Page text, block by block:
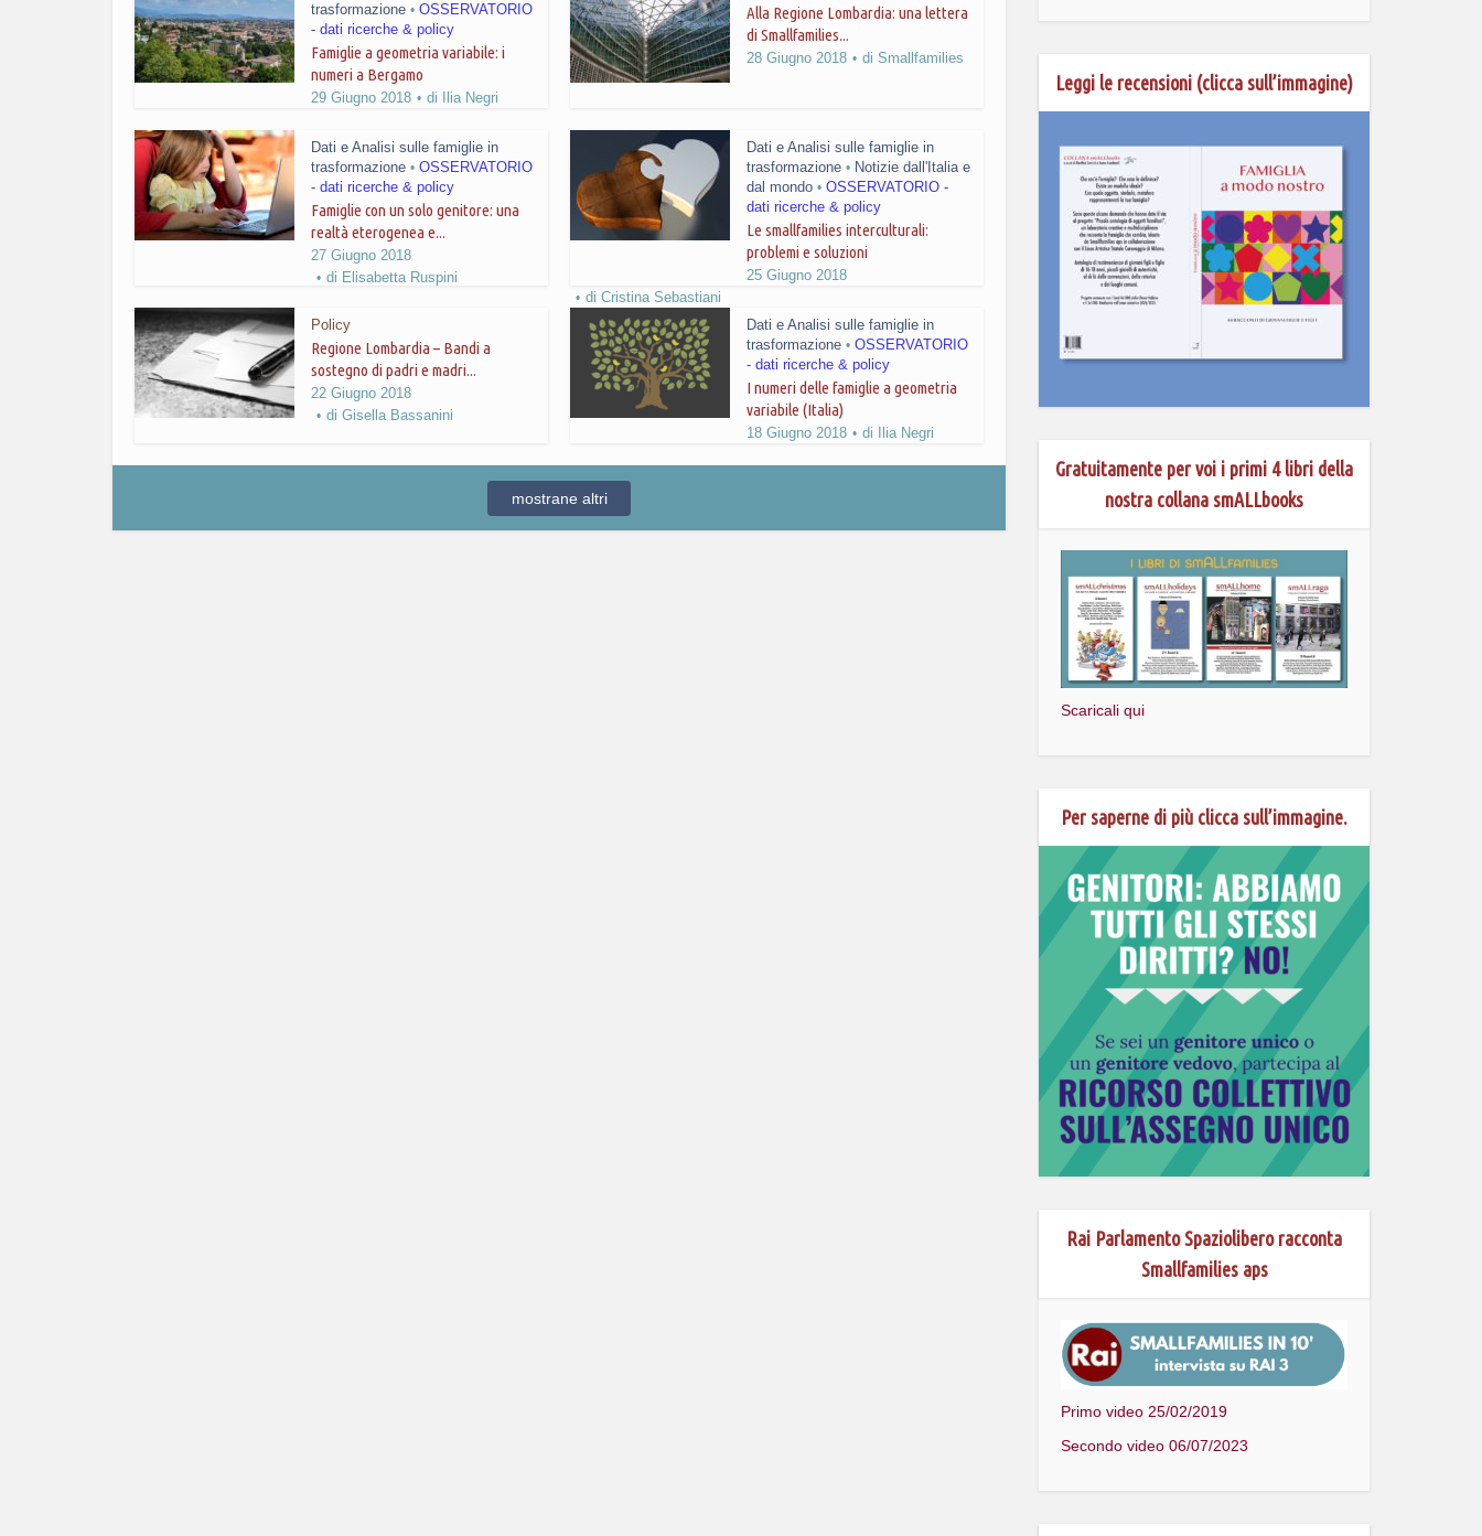
trasformazione • OSSERVATORIO
- dati ricerche & policy
Famiglie a geometria variabile: i
numeri a Bergamo
29 Giugno 2018 di Ilia Negri
Alla Regione Lombardia: una lettera
di Smallfamilies...
28 Giugno 2018 di Smallfamilies
Dati e Analisi sulle famiglie in
trasformazione • OSSERVATORIO
- dati ricerche & policy
Famiglie con un solo genitore: una
realtà eterogenea e...
27 Giugno 2018
di Elisabetta Ruspini
Dati e Analisi sulle famiglie in
trasformazione • Notizie dall'Italia e
dal mondo • OSSERVATORIO -
dati ricerche & policy
Le smallfamilies interculturali:
problemi e soluzioni
25 Giugno 2018
di Cristina Sebastiani
Policy
Regione Lombardia – Bandi a
sostegno di padri e madri...
22 Giugno 2018
di Gisella Bassanini
Dati e Analisi sulle famiglie in
trasformazione • OSSERVATORIO
- dati ricerche & policy
I numeri delle famiglie a geometria
variabile (Italia)
18 Giugno 2018 di Ilia Negri
mostrane altri
Leggi le recensioni (clicca sull’immagine)
Gratuitamente per voi i primi 4 libri della
nostra collana smALLbooks
Scaricali qui
Per saperne di più clicca sull’immagine.
Rai Parlamento Spaziolibero racconta
Smallfamilies aps
Primo video 25/02/2019
Secondo video 06/07/2023